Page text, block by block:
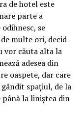
alin (2), in cazul in
hotarasc vanzarea
a uitatii
sunt ridicate
credinta ai
de preemptiune la
Pretul
unui raport de
sau judetean,
de hotel este
parte a
se
multe ori, decid
vor căuta alta la
adesea din
oaspete, dar care
spațiul, de la
la liniștea din